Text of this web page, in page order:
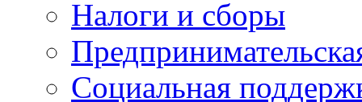
Налоги и сборы
Социальная